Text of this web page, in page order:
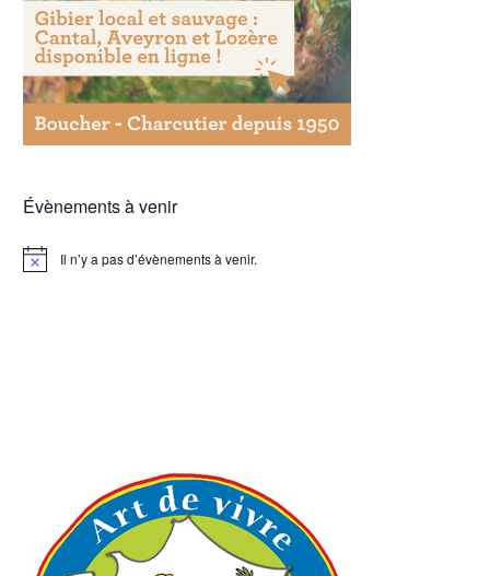
Évènements à venir
Notice Il n’y a pas d’évènements à venir.